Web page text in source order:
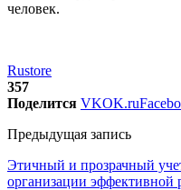
человек.
Rustore
357
Поделится VKOK.ru
Предыдущая запись
Этичный и прозрачный
организации эффективной